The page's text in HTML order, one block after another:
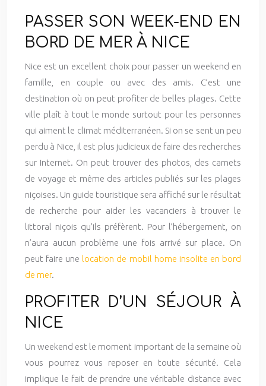
PASSER SON WEEK-END EN
BORD DE MER À NICE
Nice est un excellent choix pour passer un weekend en
famille, en couple ou avec des amis. C’est une
destination où on peut profiter de belles plages. Cette
ville plaît à tout le monde surtout pour les personnes
qui aiment le climat méditerranéen. Si on se sent un peu
perdu à Nice, il est plus judicieux de faire des recherches
sur Internet. On peut trouver des photos, des carnets
de voyage et même des articles publiés sur les plages
niçoises. Un guide touristique sera affiché sur le résultat
de recherche pour aider les vacanciers à trouver le
littoral niçois qu’ils préfèrent. Pour l’hébergement, on
n’aura aucun problème une fois arrivé sur place. On
peut faire une location de mobil home insolite en bord
de mer.
PROFITER D’UN SÉJOUR À
NICE
Un weekend est le moment important de la semaine où
vous pourrez vous reposer en toute sécurité. Cela
implique le fait de prendre une véritable distance avec